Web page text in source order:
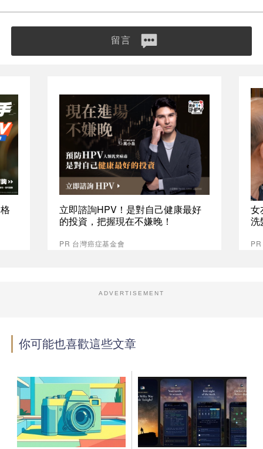
留言
立即諮詢HPV！是對自己健康最好
的投資，把握現在不嫌晚！
PR 台灣癌症基金會
女
洗
ADVERTISEMENT
你可能也喜歡這些文章